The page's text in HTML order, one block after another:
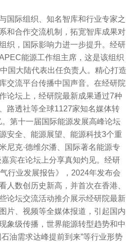
国际组织、知名智库和行业专家之
和合作交流机制，拓宽智库成果对
织，国际影响力进一步提升。经研
能源工作组主席，这是该组织
国大陆代表出任负责人。精心打造
交流平台传播中国声音。在经研院
论坛上，经研院最新成果通过7种
路透社等全球1127家知名媒体转
第十一届国际能源发展高峰论坛
安全、能源展望、能源科技3个重
尼克·德维尔潘、国际著名能源专
宾在论坛上分享真知灼见。经研
行业发展报告》，2024年发布会
人数创历史新高，并首次在香港、
论坛交流活动推介展示经研院最新
片、视频等全媒体报道，引起国内
象级传播，世界能源转型趋势和中
油需求达峰提前到来”等行业形势